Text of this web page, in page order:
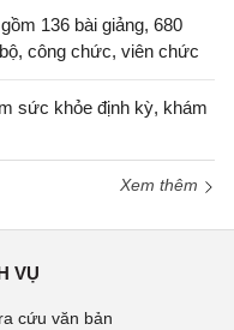
136 bài giảng, 680
công chức, viên chức
sức khỏe định kỳ, khám
Xem thêm
VỤ
cứu văn bản